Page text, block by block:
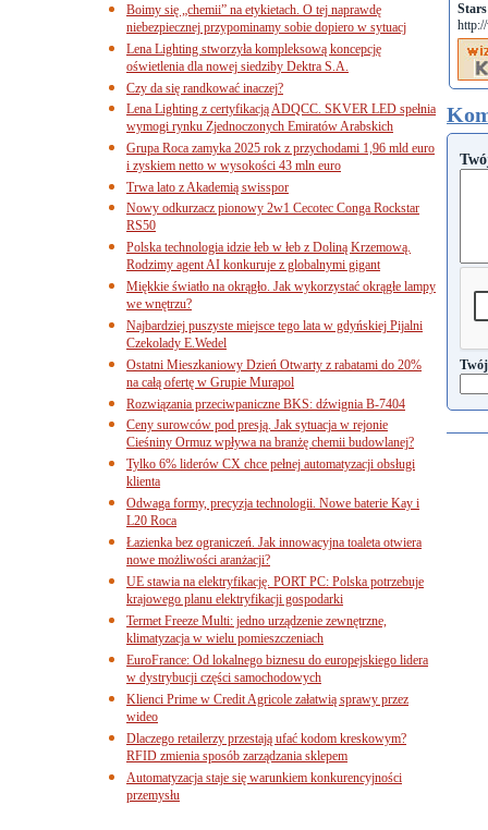
Boimy się „chemii” na etykietach. O tej naprawdę
niebezpiecznej przypominamy sobie dopiero w sytuacj
Lena Lighting stworzyła kompleksową koncepcję
oświetlenia dla nowej siedziby Dektra S.A.
Czy da się randkować inaczej?
Lena Lighting z certyfikacją ADQCC. SKVER LED spełnia
wymogi rynku Zjednoczonych Emiratów Arabskich
Grupa Roca zamyka 2025 rok z przychodami 1,96 mld euro
i zyskiem netto w wysokości 43 mln euro
Trwa lato z Akademią swisspor
Nowy odkurzacz pionowy 2w1 Cecotec Conga Rockstar
RS50
Polska technologia idzie łeb w łeb z Doliną Krzemową.
Rodzimy agent AI konkuruje z globalnymi gigant
Miękkie światło na okrągło. Jak wykorzystać okrągłe lampy
we wnętrzu?
Najbardziej puszyste miejsce tego lata w gdyńskiej Pijalni
Czekolady E.Wedel
Ostatni Mieszkaniowy Dzień Otwarty z rabatami do 20%
na całą ofertę w Grupie Murapol
Rozwiązania przeciwpaniczne BKS: dźwignia B-7404
Ceny surowców pod presją. Jak sytuacja w rejonie
Cieśniny Ormuz wpływa na branżę chemii budowlanej?
Tylko 6% liderów CX chce pełnej automatyzacji obsługi
klienta
Odwaga formy, precyzja technologii. Nowe baterie Kay i
L20 Roca
Łazienka bez ograniczeń. Jak innowacyjna toaleta otwiera
nowe możliwości aranżacji?
UE stawia na elektryfikację. PORT PC: Polska potrzebuje
krajowego planu elektryfikacji gospodarki
Termet Freeze Multi: jedno urządzenie zewnętrzne,
klimatyzacja w wielu pomieszczeniach
EuroFrance: Od lokalnego biznesu do europejskiego lidera
w dystrybucji części samochodowych
Klienci Prime w Credit Agricole załatwią sprawy przez
wideo
Dlaczego retailerzy przestają ufać kodom kreskowym?
RFID zmienia sposób zarządzania sklepem
Automatyzacja staje się warunkiem konkurencyjności
przemysłu